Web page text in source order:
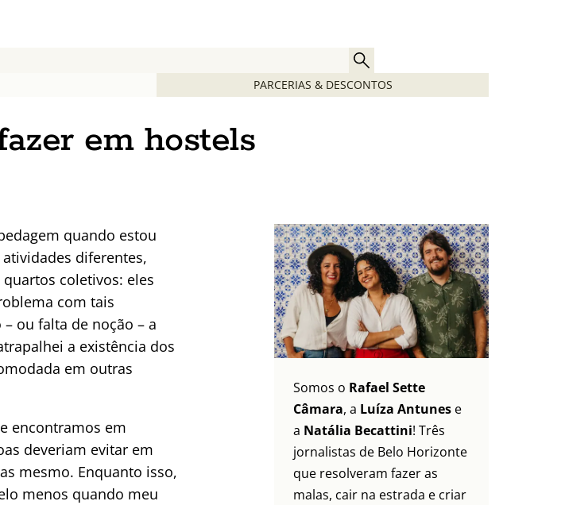
PARCERIAS & DESCONTOS
em hostels
quando estou
diferentes,
coletivos: eles
com tais
ou falta de noção – a
a existência dos
em outras
encontramos em
deveriam evitar em
mesmo. Enquanto isso,
menos quando meu
Somos o Rafael Sette
Câmara, a Luíza Antunes e
a Natália Becattini! Três
jornalistas de Belo Horizonte
que resolveram fazer as
malas, cair na estrada e criar